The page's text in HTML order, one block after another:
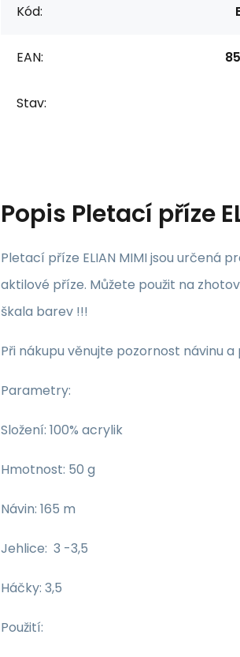
Kód:
EAN:
Stav:
Popis Pletací příze
Pletací příze ELIAN MIMI jsou určená
aktilové příze. Můžete použit na
škala barev !!!
Při nákupu věnujte pozornost návinu
Parametry:
Složení: 100% acrylik
Hmotnost: 50 g
Návin: 165 m
Jehlice: 3 -3,5
Háčky: 3,5
Použití: